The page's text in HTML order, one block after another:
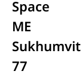
Space
ME
Sukhumvit
77